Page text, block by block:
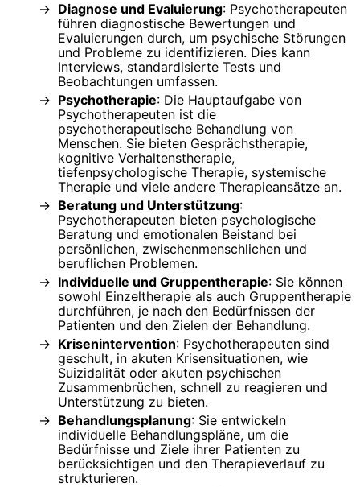
Diagnose und Evaluierung: Psychotherapeuten
führen diagnostische Bewertungen und
Evaluierungen durch, um psychische Störungen
und Probleme zu identifizieren. Dies kann
Interviews, standardisierte Tests und
Beobachtungen umfassen.
Psychotherapie: Die Hauptaufgabe von
Psychotherapeuten ist die
psychotherapeutische Behandlung von
Menschen. Sie bieten Gesprächstherapie,
kognitive Verhaltenstherapie,
tiefenpsychologische Therapie, systemische
Therapie und viele andere Therapieansätze an.
Beratung und Unterstützung:
Psychotherapeuten bieten psychologische
Beratung und emotionalen Beistand bei
persönlichen, zwischenmenschlichen und
beruflichen Problemen.
Individuelle und Gruppentherapie: Sie können
sowohl Einzeltherapie als auch Gruppentherapie
durchführen, je nach den Bedürfnissen der
Patienten und den Zielen der Behandlung.
Krisenintervention: Psychotherapeuten sind
geschult, in akuten Krisensituationen, wie
Suizidalität oder akuten psychischen
Zusammenbrüchen, schnell zu reagieren und
Unterstützung zu bieten.
Behandlungsplanung: Sie entwickeln
individuelle Behandlungspläne, um die
Bedürfnisse und Ziele ihrer Patienten zu
berücksichtigen und den Therapieverlauf zu
strukturieren.